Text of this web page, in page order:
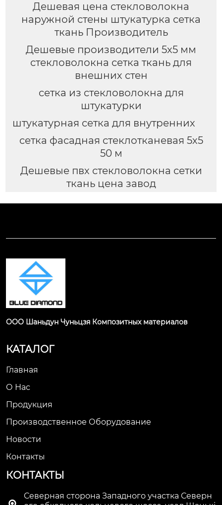
Дешевая цена стекловолокна
наружной стены штукатурка сетка
ткань Производитель
Дешевые производители 5x5 мм
стекловолокна сетка ткань для
внешних стен
сетка из стекловолокна для
штукатурки
штукатурная сетка для внутренних
сетка фасадная стеклотканевая 5х5
50 м
Дешевые пвх стекловолокна сетки
ткань цена завод
ООО Шаньдун Чуньцзя Композитных материалов
КАТАЛОГ
Главная
О Нас
Продукция
Производственное Оборудование
Новости
Контакты
КОНТАКТЫ
Северная сторона Западного участка Северн